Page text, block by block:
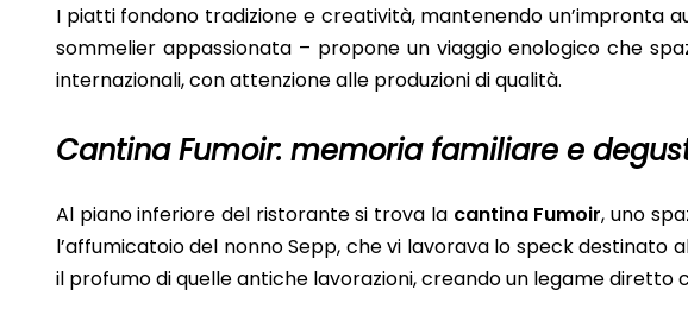
I piatti fondono tradizione e creatività, mantenendo un’impronta
sommelier appassionata – propone un viaggio enologico che
internazionali, con attenzione alle produzioni di qualità.
Cantina Fumoir: memoria familiare e
Al piano inferiore del ristorante si trova la cantina Fumoir, uno
l’affumicatoio del nonno Sepp, che vi lavorava lo speck
il profumo di quelle antiche lavorazioni, creando un legame diretto